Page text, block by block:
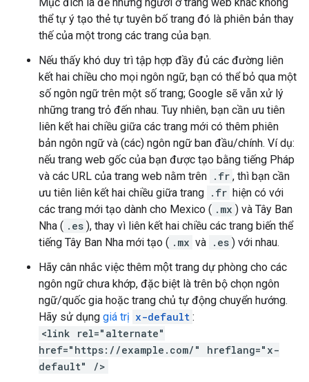
thể tự ý tạo thẻ tự tuyên bố trang đó là phiên bản thay
thế của một trong các trang của bạn.
Nếu thấy khó duy trì tập hợp đầy đủ các đường liên
kết hai chiều cho mọi ngôn ngữ, bạn có thể bỏ qua một
số ngôn ngữ trên một số trang; Google sẽ vẫn xử lý
những trang trỏ đến nhau. Tuy nhiên, bạn cần ưu tiên
liên kết hai chiều giữa các trang mới có thêm phiên
bản ngôn ngữ và (các) ngôn ngữ ban đầu/chính. Ví dụ:
nếu trang web gốc của bạn được tạo bằng tiếng Pháp
và các URL của trang web nằm trên .fr , thì bạn cần
ưu tiên liên kết hai chiều giữa trang .fr hiện có với
các trang mới tạo dành cho Mexico ( .mx ) và Tây Ban
Nha ( .es ), thay vì liên kết hai chiều các trang biến thể
tiếng Tây Ban Nha mới tạo ( .mx và .es ) với nhau.
Hãy cân nhắc việc thêm một trang dự phòng cho các
ngôn ngữ chưa khớp, đặc biệt là trên bộ chọn ngôn
ngữ/quốc gia hoặc trang chủ tự động chuyển hướng.
Hãy sử dụng giá trị x-default :
<link rel="alternate"
href="https://example.com/" hreflang="x-
default" />